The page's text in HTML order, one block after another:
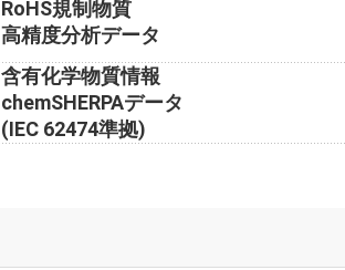
RoHS規制物質
高精度分析データ
含有化学物質情報
chemSHERPAデータ
(IEC 62474準拠)